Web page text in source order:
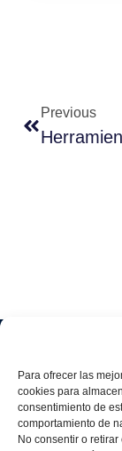
Para ofrecer las
cookies para
consentimiento de
comportamiento de
No consentir o
Previous
legal
Política
de
Privacid